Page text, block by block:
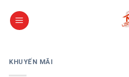
KHUYẾN MÃI